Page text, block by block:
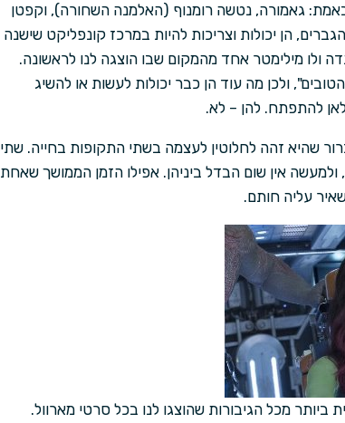
באמת: גאמורה, נטשה רומנוף (האלמנה השחורה), וקפטן
הן יכולות וצריכות להיות במרכז קונפליקט שישנה
ולו מילימטר אחד מהמקום שבו הוצגה לנו לראשונה.
ולכן מה עוד הן כבר יכולות לעשות או להשיג
להתפתח. להן – לא.
שהיא זהה לחלוטין לעצמה בשתי התקופות בחייה. שתי
אין שום הבדל ביניהן. אפילו הזמן הממושך שאחת
עליה חותם.
מכל הגיבורות שהוצגו לנו בכל סרטי מארוול.